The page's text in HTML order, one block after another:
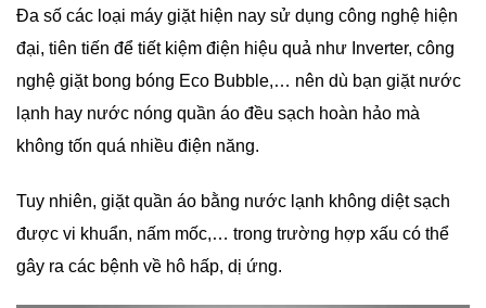
Đa số các loại máy giặt hiện nay sử dụng công nghệ hiện
đại, tiên tiến để tiết kiệm điện hiệu quả như Inverter, công
nghệ giặt bong bóng Eco Bubble,… nên dù bạn giặt nước
lạnh hay nước nóng quần áo đều sạch hoàn hảo mà
không tốn quá nhiều điện năng.
Tuy nhiên, giặt quần áo bằng nước lạnh không diệt sạch
được vi khuẩn, nấm mốc,… trong trường hợp xấu có thể
gây ra các bệnh về hô hấp, dị ứng.